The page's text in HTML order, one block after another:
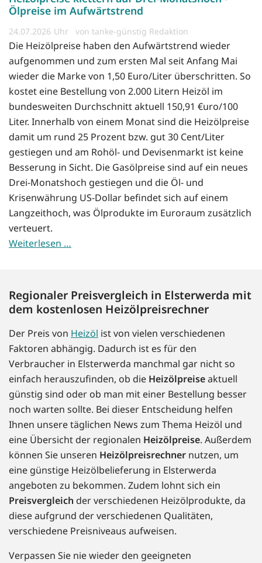
Ölpreise im Aufwärtstrend
24.07.2026 von tanke-günstig Redaktion
Die Heizölpreise haben den Aufwärtstrend wieder
aufgenommen und zum ersten Mal seit Anfang Mai
wieder die Marke von 1,50 Euro/Liter überschritten. So
kostet eine Bestellung von 2.000 Litern Heizöl im
bundesweiten Durchschnitt aktuell 150,91 €uro/100
Liter. Innerhalb von einem Monat sind die Heizölpreise
damit um rund 25 Prozent bzw. gut 30 Cent/Liter
gestiegen und am Rohöl- und Devisenmarkt ist keine
Besserung in Sicht. Die Gasölpreise sind auf ein neues
Drei-Monatshoch gestiegen und die Öl- und
Krisenwährung US-Dollar befindet sich auf einem
Langzeithoch, was Ölprodukte im Euroraum zusätzlich
verteuert.
Weiterlesen …
Regionaler Preisvergleich in Elsterwerda mit
dem kostenlosen Heizölpreisrechner
Der Preis von Heizöl ist von vielen verschiedenen
Faktoren abhängig. Dadurch ist es für den
Verbraucher in Elsterwerda manchmal gar nicht so
einfach herauszufinden, ob die Heizölpreiseaktuell
günstig sind oder ob man mit einer Bestellung besser
noch warten sollte. Bei dieser Entscheidung helfen
Ihnen unsere täglichen News zum Thema Heizöl und
eine Übersicht der regionalen Heizölpreise. Außerdem
können Sie unseren Heizölpreisrechner nutzen, um
eine günstige Heizölbelieferung in Elsterwerda
angeboten zu bekommen. Zudem lohnt sich ein
Preisvergleich der verschiedenen Heizölprodukte, da
diese aufgrund der verschiedenen Qualitäten,
verschiedene Preisniveaus aufweisen.
Verpassen Sie nie wieder den geeigneten